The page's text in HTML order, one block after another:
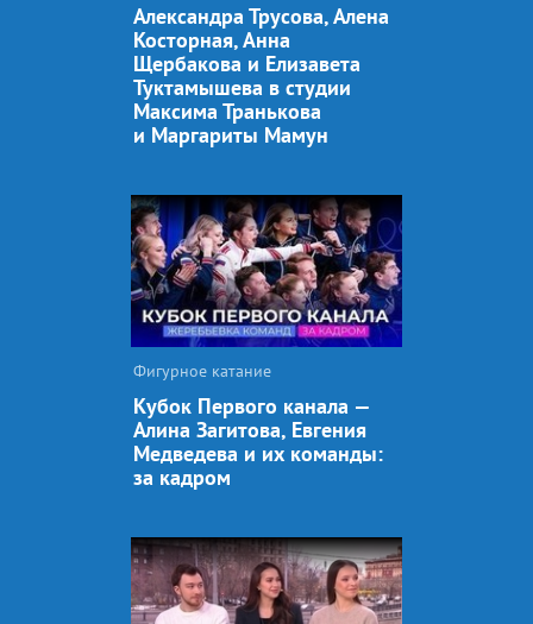
Александра Трусова, Алена
Косторная, Анна
Щербакова и Елизавета
Туктамышева в студии
Максима Транькова
и Маргариты Мамун
Фигурное катание
Кубок Первого канала —
Алина Загитова, Евгения
Медведева и их команды:
за кадром